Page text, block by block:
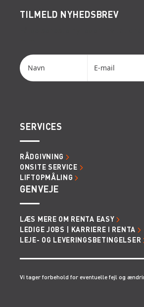
TILMELD NYHEDSBREV
SERVICES
RÅDGIVNING
ONSITE SERVICE
LIFTOPMÅLING
GENVEJE
LÆS MERE OM RENTA EASY
LEDIGE JOBS | KARRIERE I RENTA
LEJE- OG LEVERINGSBETINGELSER
Vi tager forbehold for eventuelle fejl og